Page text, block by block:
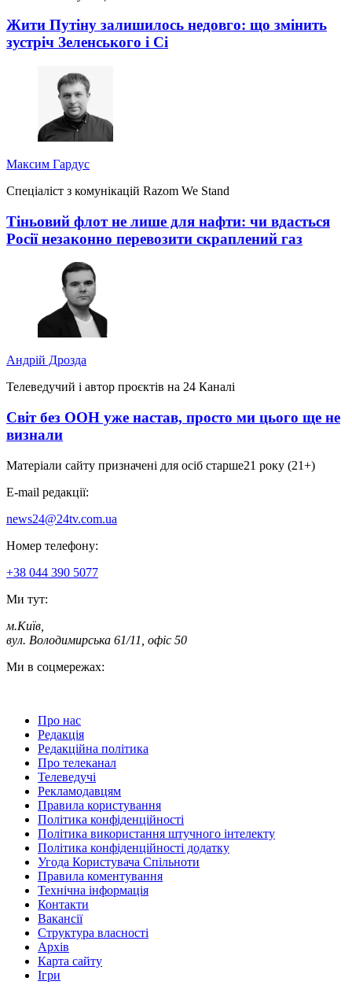
Жити Путіну залишилось недовго: що змінить
зустріч Зеленського і Сі
Максим Гардус
Спеціаліст з комунікацій Razom We Stand
Тіньовий флот не лише для нафти: чи вдасться
Росії незаконно перевозити скраплений газ
Андрій Дрозда
Телеведучий і автор проєктів на 24 Каналі
Світ без ООН уже настав, просто ми цього ще не
визнали
Матеріали сайту призначені для осіб старше21 року (21+)
E-mail редакції:
news24@24tv.com.ua
Номер телефону:
+38 044 390 5077
Ми тут:
м.Київ
вул. Володимирська 61/11, офіс 50
Ми в соцмережах:
Про нас
Редакція
Редакційна політика
Про телеканал
Телеведучі
Рекламодавцям
Правила користування
Політика конфіденційності
Політика використання штучного інтелекту
Політика конфіденційності додатку
Угода Користувача Спільноти
Правила коментування
Технічна інформація
Контакти
Вакансії
Структура власності
Архів
Карта сайту
Ігри